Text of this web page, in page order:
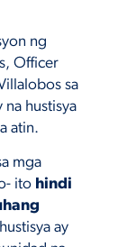
ng
Officer
sa
na hustisya
atin.
mga
ito hindi
ay